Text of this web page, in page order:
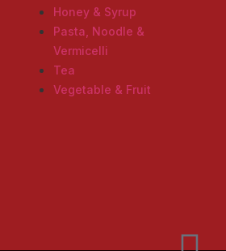
Honey & Syrup
Pasta, Noodle &
Vermicelli
Tea
Vegetable & Fruit